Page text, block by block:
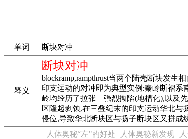
单词 断块对冲
释义
断块对冲
blockramp,rampthrust当两个陆壳断块发
印支运动的对冲即为典型实例:秦岭断褶
岭均经历了拉张—强烈拗陷(地槽化),以及
区隆起剥蚀,在三叠纪末的印支运动华北
侵位,导致华北断块区与扬子断块区又拼成
人体奥秘“左"的好处 人体奥秘新发现